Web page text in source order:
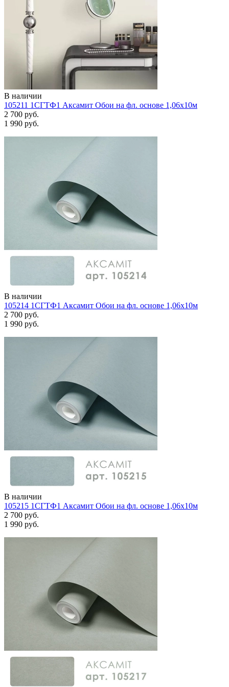
В наличии
105211 1СГТФ1 Аксамит Обои на фл. основе 1,06х10м
2 700 руб.
1 990 руб.
В наличии
105214 1СГТФ1 Аксамит Обои на фл. основе 1,06х10м
2 700 руб.
1 990 руб.
В наличии
105215 1СГТФ1 Аксамит Обои на фл. основе 1,06х10м
2 700 руб.
1 990 руб.